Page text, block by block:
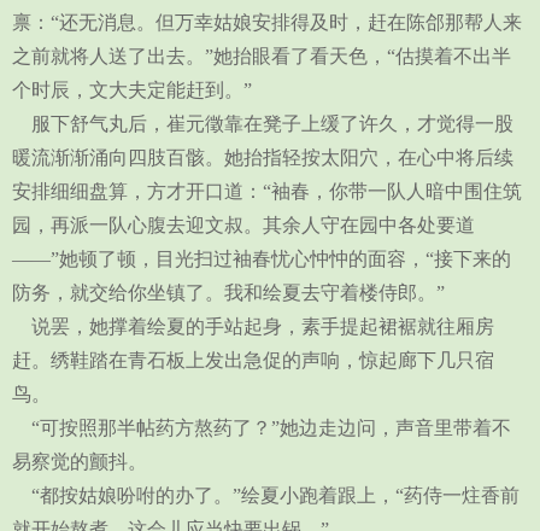
禀：“还无消息。但万幸姑娘安排得及时，赶在陈郃那帮人来
之前就将人送了出去。”她抬眼看了看天色，“估摸着不出半
个时辰，文大夫定能赶到。”
服下舒气丸后，崔元徵靠在凳子上缓了许久，才觉得一股
暖流渐渐涌向四肢百骸。她抬指轻按太阳穴，在心中将后续
安排细细盘算，方才开口道：“袖春，你带一队人暗中围住筑
园，再派一队心腹去迎文叔。其余人守在园中各处要道
——”她顿了顿，目光扫过袖春忧心忡忡的面容，“接下来的
防务，就交给你坐镇了。我和绘夏去守着楼侍郎。”
说罢，她撑着绘夏的手站起身，素手提起裙裾就往厢房
赶。绣鞋踏在青石板上发出急促的声响，惊起廊下几只宿
鸟。
“可按照那半帖药方熬药了？”她边走边问，声音里带着不
易察觉的颤抖。
“都按姑娘吩咐的办了。”绘夏小跑着跟上，“药侍一炷香前